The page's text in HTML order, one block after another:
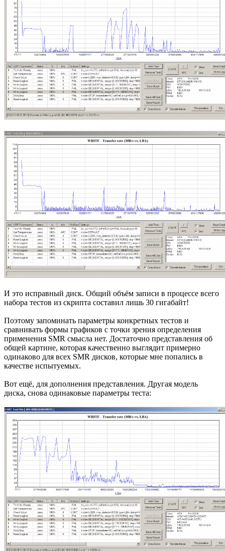
И это исправный диск. Общий объём записи в процессе всего
набора тестов из скрипта составил лишь 30 гигабайт!
Поэтому запоминать параметры конкретных тестов и
сравнивать формы графиков с точки зрения определения
применения SMR смысла нет. Достаточно представления об
общей картине, которая качественно выглядит примерно
одинаково для всех SMR дисков, которые мне попались в
качестве испытуемых.
Вот ещё, для дополнения представления. Другая модель
диска, снова одинаковые параметры теста: